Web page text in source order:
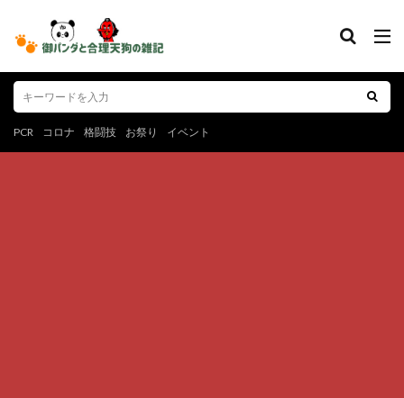
PCR コロナ 格闘技 お祭り イベント